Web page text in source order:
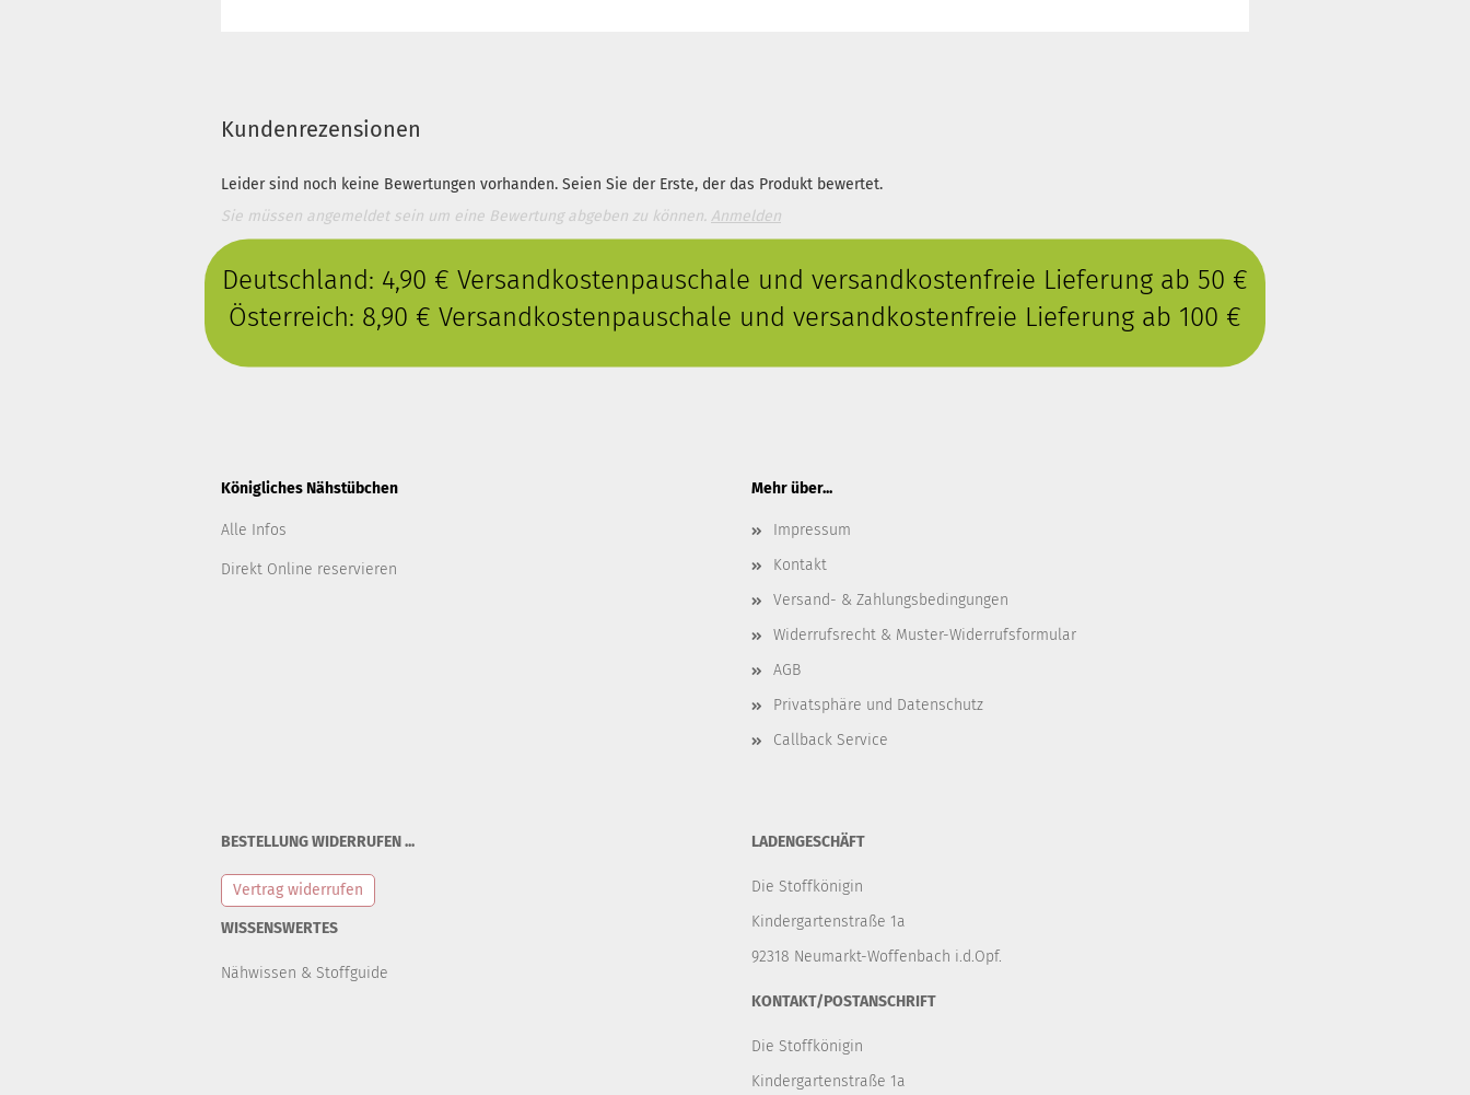
Kundenrezensionen
Leider sind noch keine Bewertungen vorhanden. Seien Sie der Erste, der das Produkt bewertet.
Sie müssen angemeldet sein um eine Bewertung abgeben zu können. Anmelden
Deutschland: 4,90 € Versandkostenpauschale und versandkostenfreie Lieferung ab 50 €
Österreich: 8,90 € Versandkostenpauschale und versandkostenfreie Lieferung ab 100 €
Königliches Nähstübchen
Alle Infos
Direkt Online reservieren
Mehr über...
Impressum
Kontakt
Versand- & Zahlungsbedingungen
Widerrufsrecht & Muster-Widerrufsformular
AGB
Privatsphäre und Datenschutz
Callback Service
BESTELLUNG WIDERRUFEN ...
Vertrag widerrufen
WISSENSWERTES
Nähwissen & Stoffguide
LADENGESCHÄFT
Die Stoffkönigin
Kindergartenstraße 1a
92318 Neumarkt-Woffenbach i.d.Opf.
KONTAKT/POSTANSCHRIFT
Die Stoffkönigin
Kindergartenstraße 1a